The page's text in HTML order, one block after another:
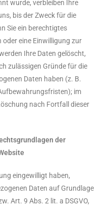
wurde, verbleiben Ihre
bis der Zweck für die
Sie ein berechtigtes
eine Einwilligung zur
Ihre Daten gelöscht,
zulässigen Gründe für die
Daten haben (z. B.
im
nach Fortfall dieser
der
eingewilligt haben,
Daten auf Grundlage
Art. 9 Abs. 2 lit. a DSGVO,